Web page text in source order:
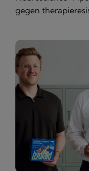
gegen